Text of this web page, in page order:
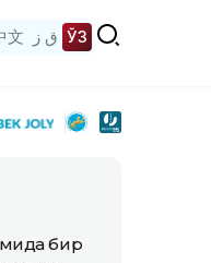
文 ق ز ЎЗ
бир